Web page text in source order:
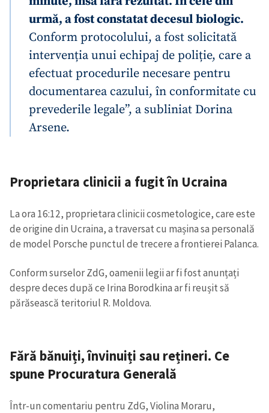
urmă, a fost constatat decesul biologic.
Conform protocolului, a fost solicitată
intervenția unui echipaj de poliție, care a
efectuat procedurile necesare pentru
documentarea cazului, în conformitate cu
prevederile legale”, a subliniat Dorina
Arsene.
Proprietara clinicii a fugit în Ucraina
La ora 16:12, proprietara clinicii cosmetologice, care este
de origine din Ucraina, a traversat cu mașina sa personală
de model Porsche punctul de trecere a frontierei Palanca.
Conform surselor ZdG, oamenii legii ar fi fost anunțați
despre deces după ce Irina Borodkina ar fi reușit să
părăsească teritoriul R. Moldova.
Fără bănuiți, învinuiți sau rețineri. Ce
spune Procuratura Generală
Într-un comentariu pentru ZdG, Violina Moraru,